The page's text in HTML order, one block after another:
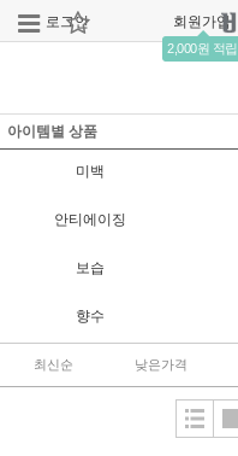
로그인 회원가입
2,000원 적립
아이템별 상품
미백
안티에이징
보습
향수
최신순 낮은가격